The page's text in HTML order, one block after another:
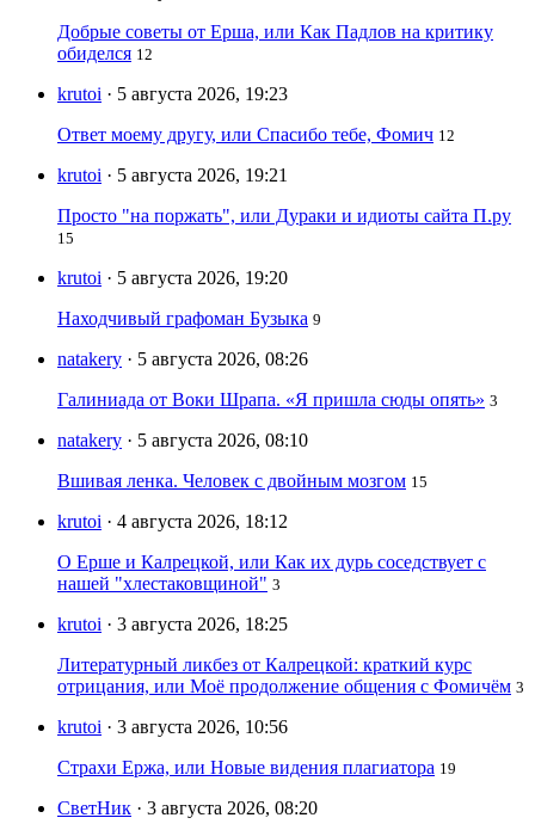
Добрые советы от Ерша, или Как Падлов на критику
обиделся 12
krutoi · 5 августа 2026, 19:23
Ответ моему другу, или Спасибо тебе, Фомич 12
krutoi · 5 августа 2026, 19:21
Просто "на поржать", или Дураки и идиоты сайта П.ру
15
krutoi · 5 августа 2026, 19:20
Находчивый графоман Бузыка 9
natakery · 5 августа 2026, 08:26
Галиниада от Воки Шрапа. «Я пришла сюды опять» 3
natakery · 5 августа 2026, 08:10
Вшивая ленка. Человек с двойным мозгом 15
krutoi · 4 августа 2026, 18:12
О Ерше и Калрецкой, или Как их дурь соседствует с
нашей "хлестаковщиной" 3
krutoi · 3 августа 2026, 18:25
Литературный ликбез от Калрецкой: краткий курс
отрицания, или Моё продолжение общения с Фомичём 3
krutoi · 3 августа 2026, 10:56
Страхи Ержа, или Новые видения плагиатора 19
СветНик · 3 августа 2026, 08:20